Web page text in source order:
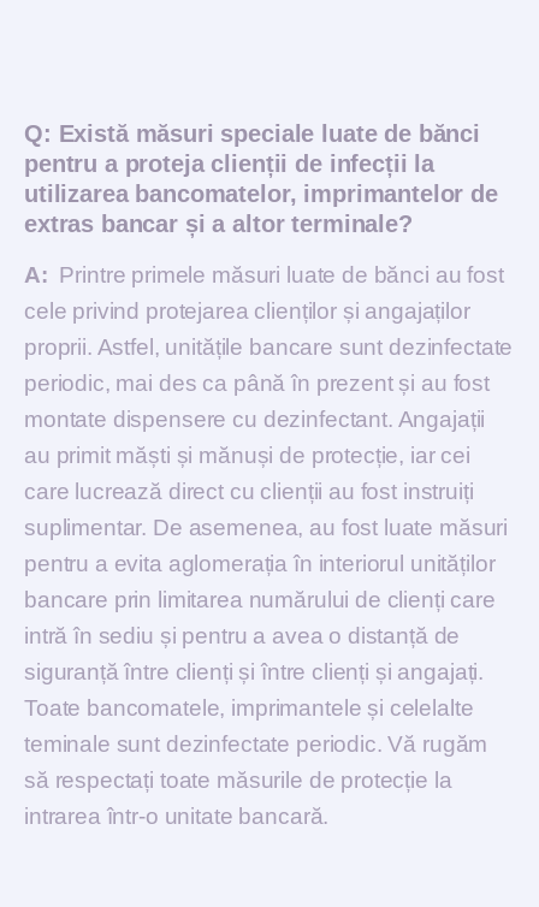
Q: Există măsuri speciale luate de bănci
pentru a proteja clienții de infecții la
utilizarea bancomatelor, imprimantelor de
extras bancar și a altor terminale?
A: Printre primele măsuri luate de bănci au fost
cele privind protejarea clienților și angajaților
proprii. Astfel, unitățile bancare sunt dezinfectate
periodic, mai des ca până în prezent și au fost
montate dispensere cu dezinfectant. Angajații
au primit măști și mănuși de protecție, iar cei
care lucrează direct cu clienții au fost instruiți
suplimentar. De asemenea, au fost luate măsuri
pentru a evita aglomerația în interiorul unităților
bancare prin limitarea numărului de clienți care
intră în sediu și pentru a avea o distanță de
siguranță între clienți și între clienți și angajați.
Toate bancomatele, imprimantele și celelalte
teminale sunt dezinfectate periodic. Vă rugăm
să respectați toate măsurile de protecție la
intrarea într-o unitate bancară.